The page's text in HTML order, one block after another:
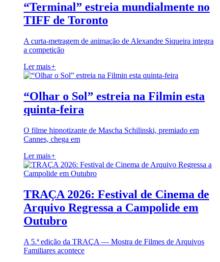
“Terminal” estreia mundialmente no
TIFF de Toronto
A curta-metragem de animação de Alexandre Siqueira integra
a competição
Ler mais+
“Olhar o Sol” estreia na Filmin esta
quinta-feira
O filme hipnotizante de Mascha Schilinski, premiado em
Cannes, chega em
Ler mais+
TRAÇA 2026: Festival de Cinema de
Arquivo Regressa a Campolide em
Outubro
A 5.ª edição da TRAÇA — Mostra de Filmes de Arquivos
Familiares acontece